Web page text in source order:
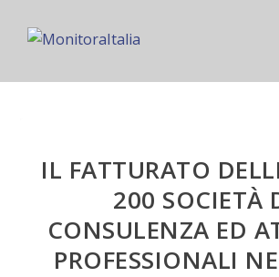
IL FATTURATO
200 SOCIETÀ
CONSULENZA ED
PROFESSIONALI